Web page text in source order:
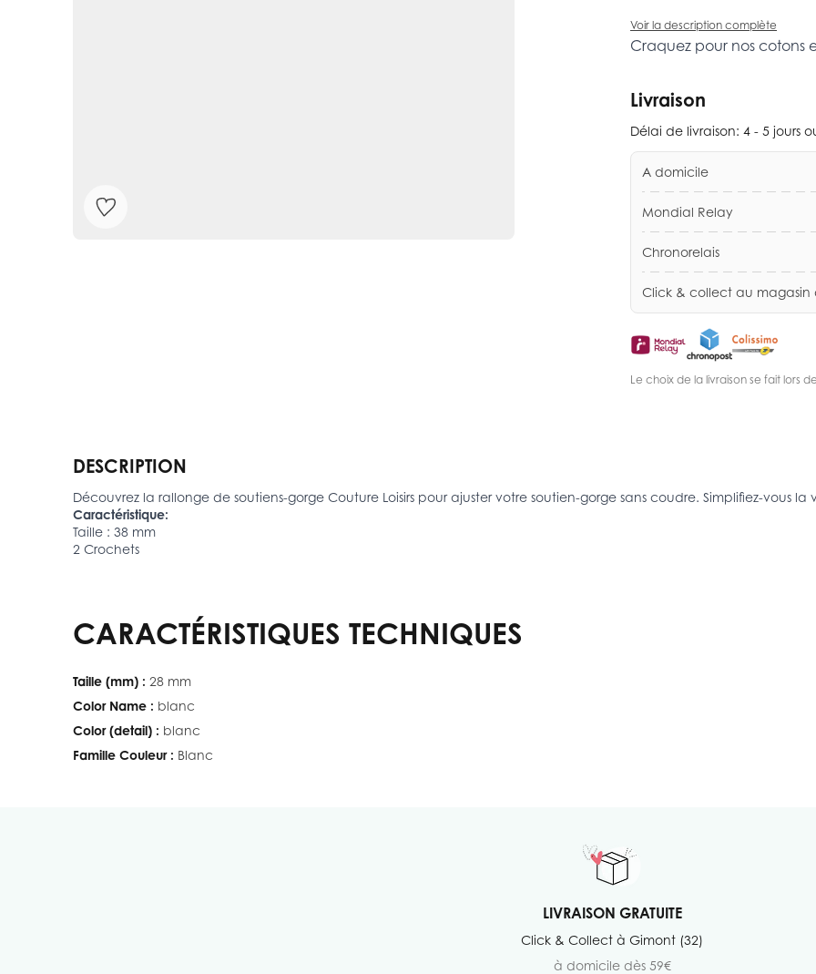
Voir la description complète
Craquez pour nos cotons
Livraison
Délai de livraison: 4 - 5 jours
A domicile
Mondial Relay
Chronorelais
Click & collect au magasin
Le choix de la livraison se fait lors
DESCRIPTION
Découvrez la rallonge de soutiens-gorge Couture Loisirs pour ajuster votre soutien-gorge sans coudre. Simplifiez-vous la
Caractéristique:
Taille : 38 mm
2 Crochets
CARACTÉRISTIQUES TECHNIQUES
Taille (mm) : 28 mm
Color Name : blanc
Color (detail) : blanc
Famille Couleur : Blanc
LIVRAISON GRATUITE
Click & Collect à Gimont (32)
à domicile dès 59€